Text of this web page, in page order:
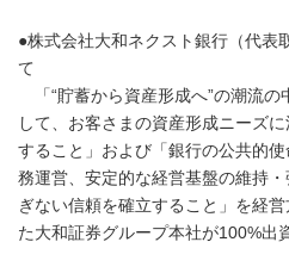
●株式会社大和ネクスト銀行（代表
て
「“貯蓄から資産形成へ”の潮流の
して、お客さまの資産形成ニーズ
すること」および「銀行の公共的
務運営、安定的な経営基盤の維持
ぎない信頼を確立すること」を経
た大和証券グループ本社が100%出